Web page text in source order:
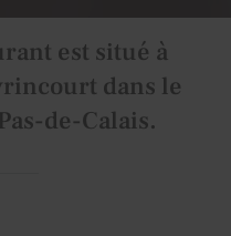
est situé à
dans le
de-Calais.